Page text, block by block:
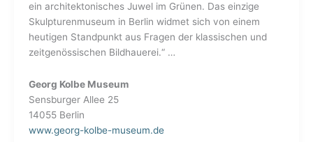
ein architektonisches Juwel im Grünen. Das einzige
Skulpturenmuseum in Berlin widmet sich von einem
heutigen Standpunkt aus Fragen der klassischen und
zeitgenössischen Bildhauerei.“ …
Georg Kolbe Museum
Sensburger Allee 25
14055 Berlin
www.georg-kolbe-museum.de